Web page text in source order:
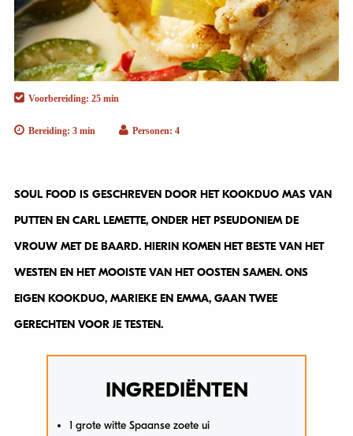
Voorbereiding: 25 min
Bereiding: 3 min Personen: 4
SOUL FOOD IS GESCHREVEN DOOR HET KOOKDUO MAS VAN
PUTTEN EN CARL LEMETTE, ONDER HET PSEUDONIEM DE
VROUW MET DE BAARD. HIERIN KOMEN HET BESTE VAN HET
WESTEN EN HET MOOISTE VAN HET OOSTEN SAMEN. ONS
EIGEN KOOKDUO, MARIEKE EN EMMA, GAAN TWEE
GERECHTEN VOOR JE TESTEN.
INGREDIËNTEN
1 grote witte Spaanse zoete ui